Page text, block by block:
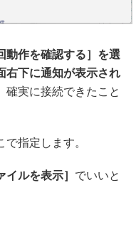
動作を確認する］を選
右下に通知が表示され
確実に接続できたこと
指定します。
イルを表示］ でいいと